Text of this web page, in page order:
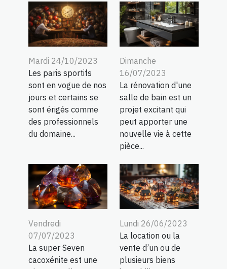
Mardi 24/10/2023
Les paris sportifs
sont en vogue de nos
jours et certains se
sont érigés comme
des professionnels
du domaine...
Dimanche
16/07/2023
La rénovation d'une
salle de bain est un
projet excitant qui
peut apporter une
nouvelle vie à cette
pièce...
Vendredi
07/07/2023
La super Seven
cacoxénite est une
Lundi 26/06/2023
La location ou la
vente d’un ou de
plusieurs biens